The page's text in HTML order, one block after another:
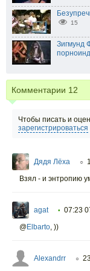
15
Зигмунд
Комментарии 12
Чтобы писать и
зарегистрироваться
Дядя Лёха ○
Взял - и энтропию
agat • 07:23
@Elbarto, ))
Alexandrr ○